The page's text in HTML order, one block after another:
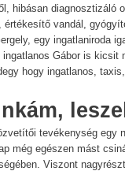
hibásan diagnosztizáló
értékesítő vandál,
egy ingatlaniroda
Gábor is kicsit
hogy ingatlanos,
tevékenység
még egészen mást
Viszont